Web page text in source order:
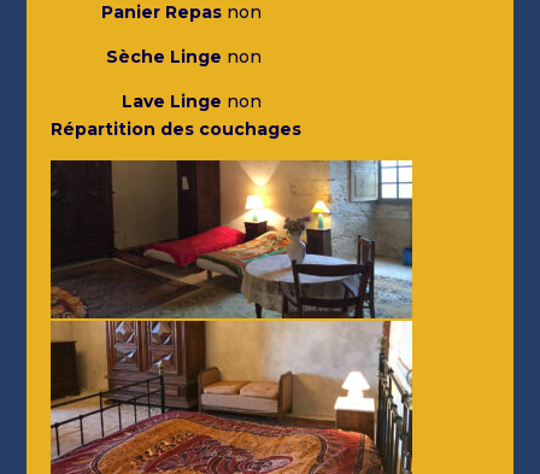
Panier Repasnon
Sèche Linge non
Lave Linge non
Répartition des couchages